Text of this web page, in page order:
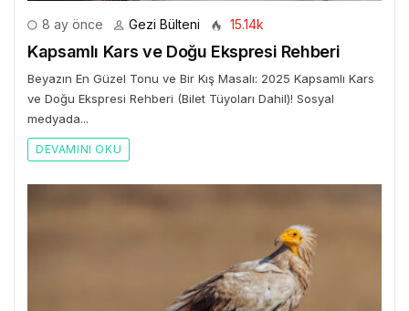
8 ay önce Gezi Bülteni 15.14k
Kapsamlı Kars ve Doğu Ekspresi Rehberi
Beyazın En Güzel Tonu ve Bir Kış Masalı: 2025 Kapsamlı Kars
ve Doğu Ekspresi Rehberi (Bilet Tüyoları Dahil)! Sosyal
medyada...
DEVAMINI OKU